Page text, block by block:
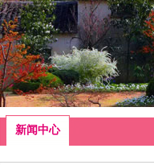
新闻中心